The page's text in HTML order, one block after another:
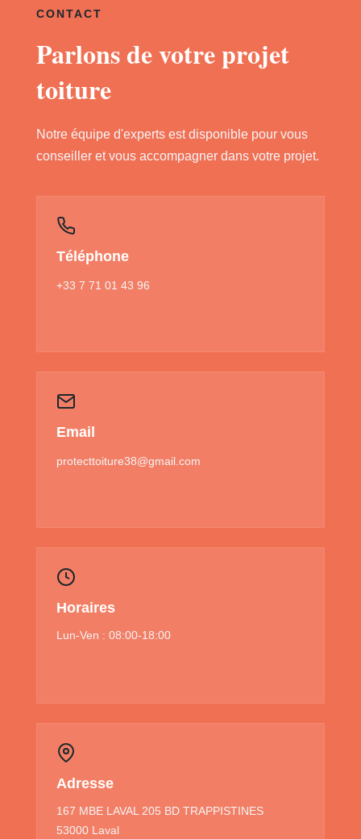
CONTACT
Parlons de votre projet
toiture
Notre équipe d'experts est disponible pour vous
conseiller et vous accompagner dans votre projet.
Téléphone
+33 7 71 01 43 96
Email
protecttoiture38@gmail.com
Horaires
Lun-Ven : 08:00-18:00
Adresse
167 MBE LAVAL 205 BD TRAPPISTINES
53000 Laval